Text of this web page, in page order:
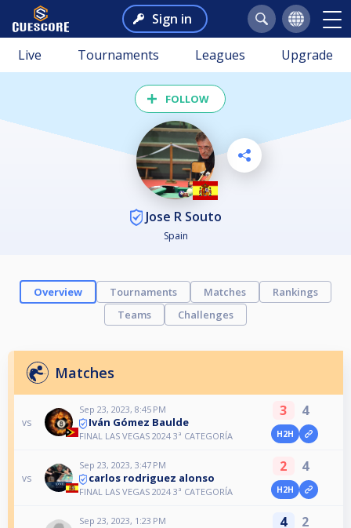
Sign in
Live Tournaments Leagues Upgrade
FOLLOW
Jose R Souto
Spain
Overview Tournaments Matches
Rankings
Teams
Challenges
Matches
vs
Sep 23, 2023, 8:45 PM
Iván Gómez Baulde
FINAL LAS VEGAS 2024 3ª CATEGORÍA
3 4
H2H
vs
Sep 23, 2023, 3:47 PM
carlos rodriguez alonso
FINAL LAS VEGAS 2024 3ª CATEGORÍA
2 4
H2H
Sep 23, 2023, 1:23 PM 4 2